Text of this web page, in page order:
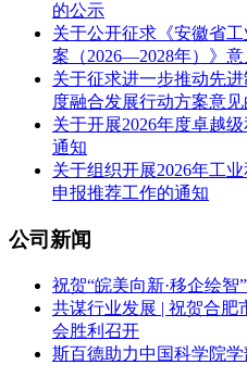
的公示
关于公开征求《安徽省
案（2026—2028年）》
关于征求进一步推动先
度融合发展行动方案意
关于开展2026年度卓越
通知
关于组织开展2026年工
申报推荐工作的通知
公司新闻
祝贺“皖美向新·移企绘智
共谋行业发展 | 祝贺合肥
会胜利召开
斯百德助力中国科学院